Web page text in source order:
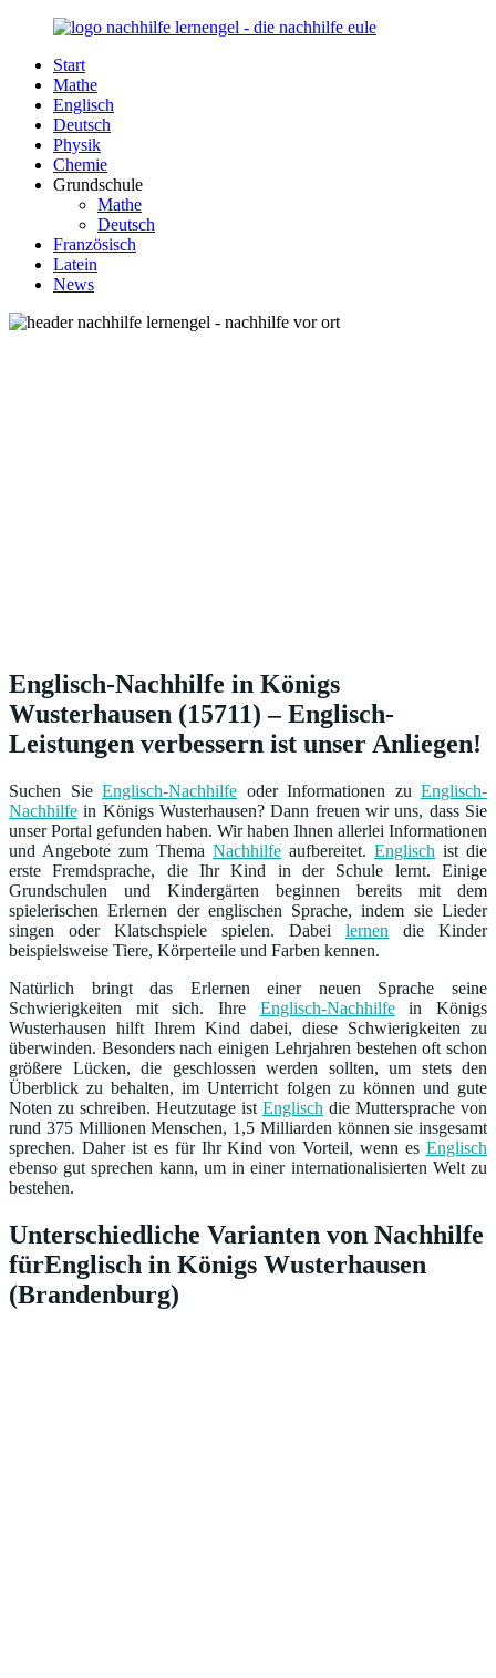
Zurück
Inhalt
Nachhilfe-
Lernengel.de
Unsere
Nachhilfe-
Eule
berät
zum
Damit
Lernen
Spaß
Start
Mathe
Englisch
Deutsch
Physik
Chemie
Grundschule
Mathe
Deutsch
Französisch
Latein
News
Englisch-Nachhilfe in Königs
Wusterhausen (15711) – Englisch-
Leistungen verbessern ist unser Anliegen!
Suchen Sie Englisch-Nachhilfe oder Informationen zu Englisch-
Nachhilfe in Königs Wusterhausen? Dann freuen wir uns, dass Sie
unser Portal gefunden haben. Wir haben Ihnen allerlei Informationen
und Angebote zum Thema Nachhilfe aufbereitet. Englisch ist die
erste Fremdsprache, die Ihr Kind in der Schule lernt. Einige
Grundschulen und Kindergärten beginnen bereits mit dem
spielerischen Erlernen der englischen Sprache, indem sie Lieder
singen oder Klatschspiele spielen. Dabei lernen die Kinder
beispielsweise Tiere, Körperteile und Farben kennen.
Natürlich bringt das Erlernen einer neuen Sprache seine
Schwierigkeiten mit sich. Ihre Englisch-Nachhilfein Königs
Wusterhausen hilft Ihrem Kind dabei, diese Schwierigkeiten zu
überwinden. Besonders nach einigen Lehrjahren bestehen oft schon
größere Lücken, die geschlossen werden sollten, um stets den
Überblick zu behalten, im Unterricht folgen zu können und gute
Noten zu schreiben. Heutzutage ist Englisch die Muttersprache von
rund 375 Millionen Menschen, 1,5 Milliarden können sie insgesamt
sprechen. Daher ist es für Ihr Kind von Vorteil, wenn es Englisch
ebenso gut sprechen kann, um in einer internationalisierten Welt zu
bestehen.
Unterschiedliche Varianten von Nachhilfe
fürEnglisch in Königs Wusterhausen
(Brandenburg)